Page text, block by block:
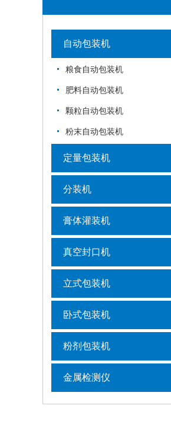
自动包装机
粮食自动包装机
肥料自动包装机
颗粒自动包装机
粉末自动包装机
定量包装机
分装机
膏体灌装机
真空封口机
立式包装机
卧式包装机
粉剂包装机
金属检测仪